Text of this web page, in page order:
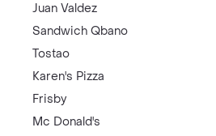
Juan Valdez
Sandwich Qbano
Tostao
Karen's Pizza
Frisby
Mc Donald's